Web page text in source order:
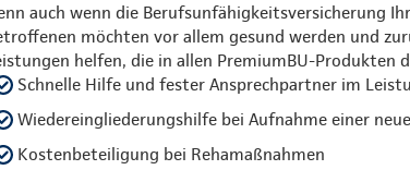
auch wenn die Berufsunfähigkeitsversicherung
möchten vor allem gesund werden und
helfen, die in allen PremiumBU-Produkten
Schnelle Hilfe und fester Ansprechpartner im
Wiedereingliederungshilfe bei Aufnahme einer
Kostenbeteiligung bei Rehamaßnahmen